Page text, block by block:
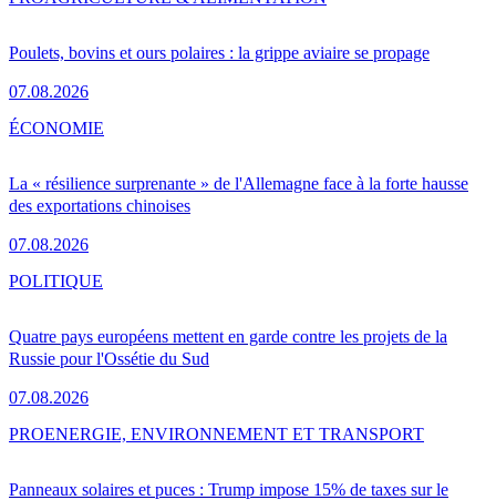
Poulets, bovins et ours polaires : la grippe aviaire se propage
07.08.2026
La « résilience surprenante » de l'Allemagne face à la forte hausse
des exportations chinoises
07.08.2026
ÉCONOMIE
Quatre pays européens mettent en garde contre les projets de la
Russie pour l'Ossétie du Sud
07.08.2026
POLITIQUE
Panneaux solaires et puces : Trump impose 15% de taxes sur le
PROENERGIE, ENVIRONNEMENT ET TRANSPORT